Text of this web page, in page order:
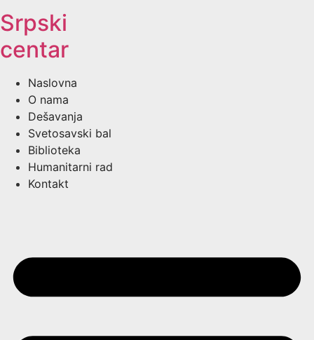
Srpski
centar
Naslovna
O nama
Dešavanja
Svetosavski bal
Biblioteka
Humanitarni rad
Kontakt